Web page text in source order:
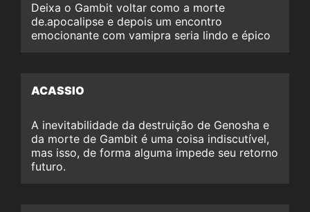
Deixa o Gambit voltar como a morte
de.apocalipse e depois um encontro
emocionante com vamipra seria lindo e épico
ACASSIO
A inevitabilidade da destruição de Genosha e
da morte de Gambit é uma coisa indiscutível,
mas isso, de forma alguma impede seu retorno
futuro.